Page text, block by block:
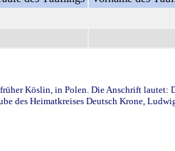
Köslin, in Polen. Die Anschrift
des Heimatkreises Deutsch Krone,